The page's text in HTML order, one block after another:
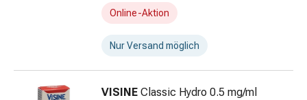
&
Zubehör
Online-Aktion
Nur Versand möglich
VISINE Classic Hydro 0.5 mg/ml